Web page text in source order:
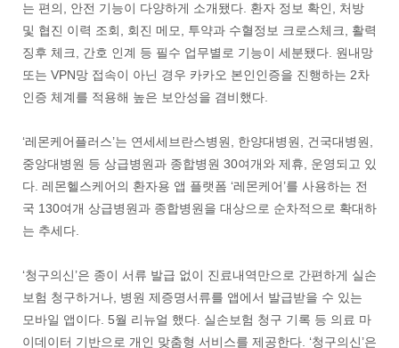
는 편의, 안전 기능이 다양하게 소개됐다. 환자 정보 확인, 처방
및 협진 이력 조회, 회진 메모, 투약과 수혈정보 크로스체크, 활력
징후 체크, 간호 인계 등 필수 업무별로 기능이 세분됐다. 원내망
또는 VPN망 접속이 아닌 경우 카카오 본인인증을 진행하는 2차
인증 체계를 적용해 높은 보안성을 겸비했다.
‘레몬케어플러스’는 연세세브란스병원, 한양대병원, 건국대병원,
중앙대병원 등 상급병원과 종합병원 30여개와 제휴, 운영되고 있
다. 레몬헬스케어의 환자용 앱 플랫폼 ‘레몬케어’를 사용하는 전
국 130여개 상급병원과 종합병원을 대상으로 순차적으로 확대하
는 추세다.
‘청구의신’은 종이 서류 발급 없이 진료내역만으로 간편하게 실손
보험 청구하거나, 병원 제증명서류를 앱에서 발급받을 수 있는
모바일 앱이다. 5월 리뉴얼 했다. 실손보험 청구 기록 등 의료 마
이데이터 기반으로 개인 맞춤형 서비스를 제공한다. ‘청구의신’은